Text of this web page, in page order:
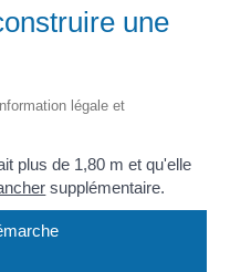
une
légale et
plus de 1,80 m et qu'elle
supplémentaire.